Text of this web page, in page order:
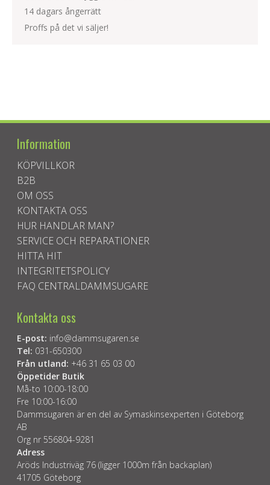
14 dagars ångerrätt
Proffs på det vi säljer!
Information
KÖPVILLKOR
B2B
OM OSS
KONTAKTA OSS
HUR HANDLAR MAN?
SERVICE OCH REPARATIONER
HITTA HIT
INTEGRITETSPOLICY
FAQ CENTRALDAMMSUGARE
Kontakta oss
E-post: info@dammsugaren.se
Tel: 031-650300
Från utland: +46 31 65 03 00
Öppetider Butik
Må-to 10:00-18:00
Fre 10:00-16:00
Dammsugaren är en del av Symaskinsexperten i Göteborg
AB
Org nr 556804-9281
Adress
Aröds Industriväg 76 (ligger 1000m från backaplan)
41705 Göteborg